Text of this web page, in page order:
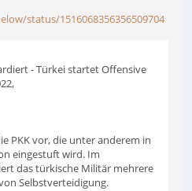
status/1516068356356509704
- Türkei startet Offensive
PKK vor, die unter anderem in
eingestuft wird. Im
das türkische Militär mehrere
Selbstverteidigung.